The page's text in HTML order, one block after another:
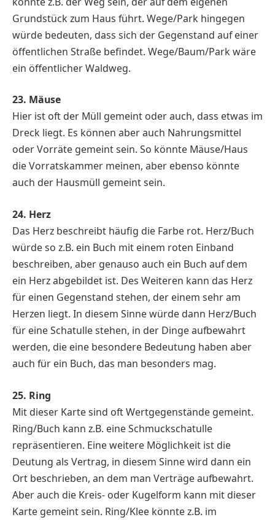
Grundstück zum Haus führt. Wege/Park hingegen
würde bedeuten, dass sich der Gegenstand auf einer
öffentlichen Straße befindet. Wege/Baum/Park wäre
ein öffentlicher Waldweg.
23. Mäuse
Hier ist oft der Müll gemeint oder auch, dass etwas im
Dreck liegt. Es können aber auch Nahrungsmittel
oder Vorräte gemeint sein. So könnte Mäuse/Haus
die Vorratskammer meinen, aber ebenso könnte
auch der Hausmüll gemeint sein.
24. Herz
Das Herz beschreibt häufig die Farbe rot. Herz/Buch
würde so z.B. ein Buch mit einem roten Einband
beschreiben, aber genauso auch ein Buch auf dem
ein Herz abgebildet ist. Des Weiteren kann das Herz
für einen Gegenstand stehen, der einem sehr am
Herzen liegt. In diesem Sinne würde dann Herz/Buch
für eine Schatulle stehen, in der Dinge aufbewahrt
werden, die eine besondere Bedeutung haben aber
auch für ein Buch, das man besonders mag.
25. Ring
Mit dieser Karte sind oft Wertgegenstände gemeint.
Ring/Buch kann z.B. eine Schmuckschatulle
repräsentieren. Eine weitere Möglichkeit ist die
Deutung als Vertrag, in diesem Sinne wird dann ein
Ort beschrieben, an dem man Verträge aufbewahrt.
Aber auch die Kreis- oder Kugelform kann mit dieser
Karte gemeint sein. Ring/Klee könnte z.B. im